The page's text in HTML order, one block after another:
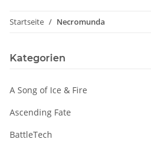
Startseite Necromunda
Kategorien
A Song of Ice & Fire
Ascending Fate
BattleTech